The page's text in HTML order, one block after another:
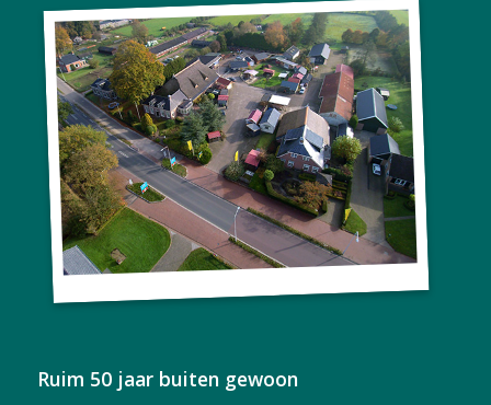
Ruim 50 jaar buiten gewoon